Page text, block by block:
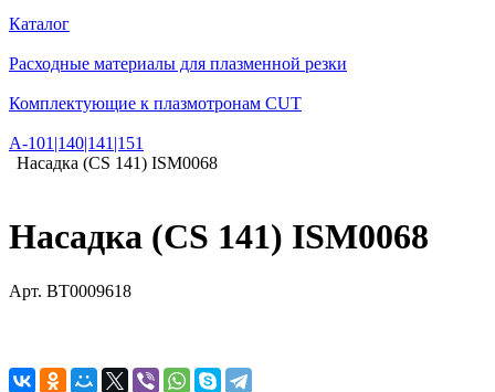
Каталог
Расходные материалы для плазменной резки
Комплектующие к плазмотронам CUT
А-101|140|141|151
Насадка (CS 141) ISM0068
Насадка (CS 141) ISM0068
Арт. BT0009618